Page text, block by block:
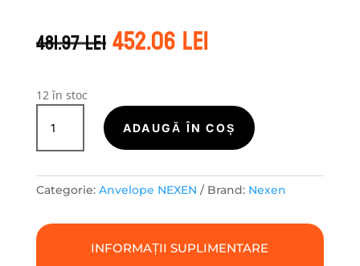
481.97leiPrețul
inițial
481.97 lei.
452.06leiPrețul
curent
12 în stoc
Cantitate
Nexen
NBLUE
205/60R16
ADAUGĂ ÎN COȘ
Categorie: Anvelope NEXEN Brand: Nexen
INFORMAȚII SUPLIMENTARE